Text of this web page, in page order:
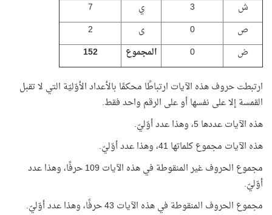
ش
3 ي
7
ص
0 ى
2
ض
0 المجموع 152
ارتبطت حروف هذه الآيات ارتباطًا محكمًا بالأعداد الأوّليّة التي لا تقبل
القمسة إلا على نفسها أو على الرقم واحد فقط.
هذه الآيات عددها 5، وهذا عدد أوّليّ.
هذه الآيات مجموع كلماتها 41، وهذا عدد أوّليّ.
مجموع الحروف غير المنقوطة في هذه الآيات 109 حرفًا، وهذا عدد
أوّليّ.
مجموع الحروف المنقوطة في هذه الآيات 43 حرفًا، وهذا عدد أوّليّ.